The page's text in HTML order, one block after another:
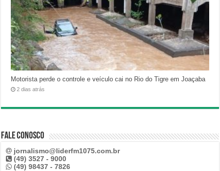
Motorista perde o controle e veículo cai no Rio do Tigre em Joaçaba
2 dias atrás
Fale Conosco
jornalismo@liderfm1075.com.br
(49) 3527 - 9000
(49) 98437 - 7826